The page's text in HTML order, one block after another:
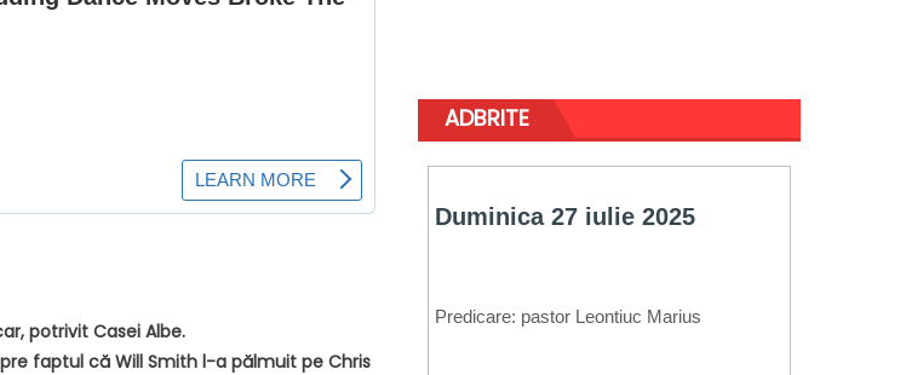
potrivit Casei Albe.
faptul că Will Smith l-a pălmuit pe Chris
ADBRITE